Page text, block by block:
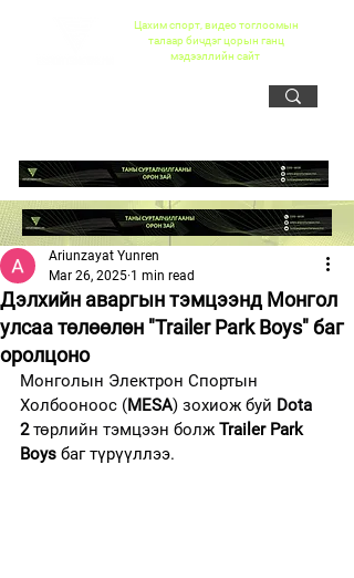
Цахим спорт, видео тоглоомын
талаар бичдэг цорын ганц
мэдээллийн сайт
Дэлхийн аваргын тэмцээнд Монгол
улсаа төлөөлөн "Trailer Park Boys" баг
оролцоно
Ariunzayat Yunren
Mar 26, 2025 1 min read
Монголын Электрон Спортын
Холбооноос (MESA) зохиож буй Dota
2 төрлийн тэмцээн болж Trailer Park
Boys баг түрүүллээ.